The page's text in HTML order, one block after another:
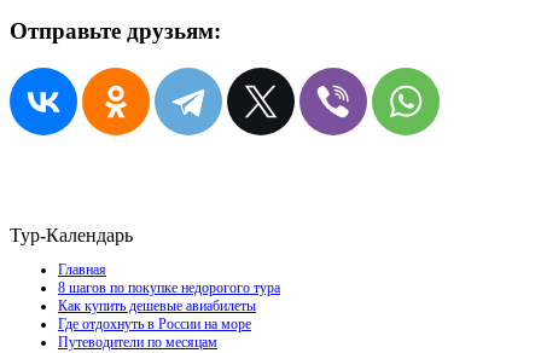
Отправьте друзьям:
Тур-Календарь
Главная
8 шагов по покупке недорогого тура
Как купить дешевые авиабилеты
Где отдохнуть в России на море
Путеводители по месяцам